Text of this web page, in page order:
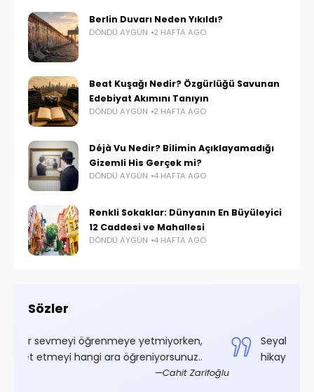
Berlin Duvarı Neden Yıkıldı?
DÖNDÜ AYGÜN 2 HAFTA AGO
Beat Kuşağı Nedir? Özgürlüğü Savunan
Edebiyat Akımını Tanıyın
DÖNDÜ AYGÜN 2 HAFTA AGO
Déjà Vu Nedir? Bilimin Açıklayamadığı
Gizemli His Gerçek mi?
DÖNDÜ AYGÜN 4 HAFTA AGO
Renkli Sokaklar: Dünyanın En Büyüleyici
12 Caddesi ve Mahallesi
DÖNDÜ AYGÜN 4 HAFTA AGO
Sözler
Seyahat etmek, sessiz bir kimseyi bile iyi
hikaye anlatıcısına dönüştürür.